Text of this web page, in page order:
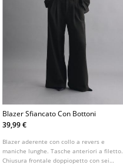
Blazer Sfiancato Con Bottoni
39,99 €
Blazer aderente con collo a revers e
maniche lunghe. Tasche anteriori a filetto.
Chiusura frontale doppiopetto con sei